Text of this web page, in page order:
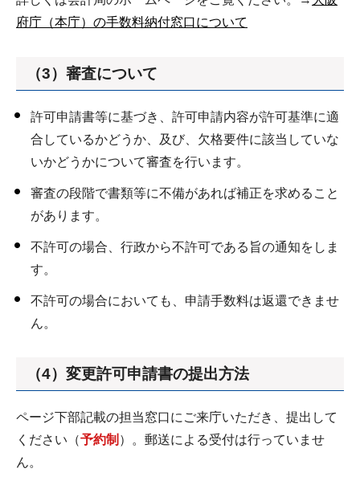
府庁（本庁）の手数料納付窓口について
（3）審査について
許可申請書等に基づき、許可申請内容が許可基準に適
合しているかどうか、及び、欠格要件に該当していな
いかどうかについて審査を行います。
審査の段階で書類等に不備があれば補正を求めること
があります。
不許可の場合、行政から不許可である旨の通知をしま
す。
不許可の場合においても、申請手数料は返還できませ
ん。
（4）変更許可申請書の提出方法
ページ下部記載の担当窓口にご来庁いただき、提出して
ください（予約制 ）。郵送による受付は行っていませ
ん。